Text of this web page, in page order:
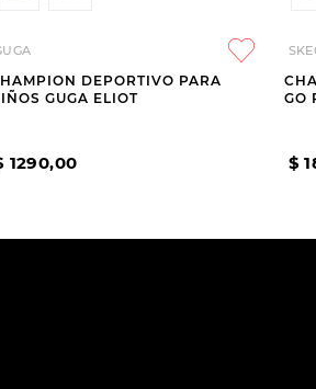
DEPORTIVO PARA
GUGA ELIOT
1290,00
GO
$